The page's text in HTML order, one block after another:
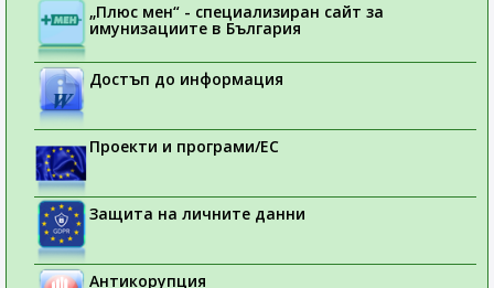
„Плюс мен“ - специализиран сайт за
имунизациите в България
Достъп до информация
Проекти и програми/ЕС
Защита на личните данни
Антикорупция